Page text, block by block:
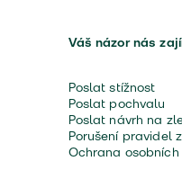
Váš názor nás
Poslat stížnost
Poslat pochvalu
Poslat návrh na
Porušení pravidel
Ochrana